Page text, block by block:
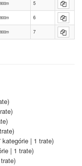
5
6
7
kategórie | 1 trate)
| 1 trate)